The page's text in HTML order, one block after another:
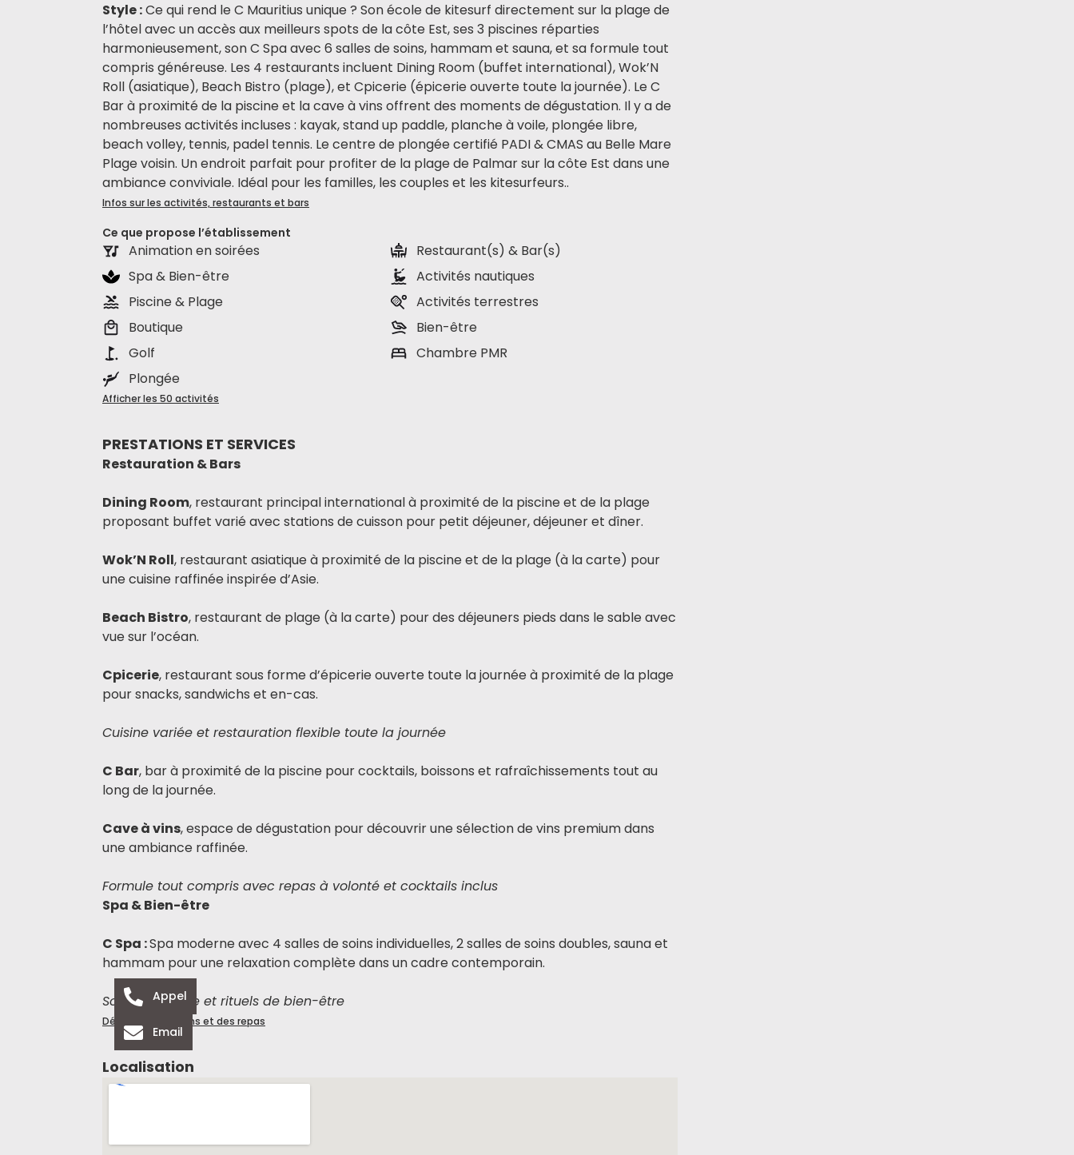
Style :Ce qui rend le C Mauritius unique ? Son école de kitesurf directement sur la plage de
l’hôtel avec un accès aux meilleurs spots de la côte Est, ses 3 piscines réparties
harmonieusement, son C Spa avec 6 salles de soins, hammam et sauna, et sa formule tout
compris généreuse. Les 4 restaurants incluent Dining Room (buffet international), Wok’N
Roll (asiatique), Beach Bistro (plage), et Cpicerie (épicerie ouverte toute la journée). Le C
Bar à proximité de la piscine et la cave à vins offrent des moments de dégustation. Il y a de
nombreuses activités incluses : kayak, stand up paddle, planche à voile, plongée libre,
beach volley, tennis, padel tennis. Le centre de plongée certifié PADI & CMAS au Belle Mare
Plage voisin. Un endroit parfait pour profiter de la plage de Palmar sur la côte Est dans une
ambiance conviviale. Idéal pour les familles, les couples et les kitesurfeurs..
Infos sur les activités, restaurants et bars
Ce que propose l’établissement
Animation en soirées
Spa & Bien-être
Piscine & Plage
Boutique
Golf
Plongée
Restaurant(s) & Bar(s)
Activités nautiques
Activités terrestres
Bien-être
Chambre PMR
Afficher les 50 activités
PRESTATIONS ET SERVICES
Restauration & Bars
Dining Room, restaurant principal international à proximité de la piscine et de la plage
proposant buffet varié avec stations de cuisson pour petit déjeuner, déjeuner et dîner.
Wok’N Roll, restaurant asiatique à proximité de la piscine et de la plage (à la carte) pour
une cuisine raffinée inspirée d’Asie.
Beach Bistro, restaurant de plage (à la carte) pour des déjeuners pieds dans le sable avec
vue sur l’océan.
Cpicerie, restaurant sous forme d’épicerie ouverte toute la journée à proximité de la plage
pour snacks, sandwichs et en-cas.
Cuisine variée et restauration flexible toute la journée
C Bar, bar à proximité de la piscine pour cocktails, boissons et rafraîchissements tout au
long de la journée.
Cave à vins, espace de dégustation pour découvrir une sélection de vins premium dans
une ambiance raffinée.
Formule tout compris avec repas à volonté et cocktails inclus
Spa & Bien-être
C Spa :Spa moderne avec 4 salles de soins individuelles, 2 salles de soins doubles, sauna et
hammam pour une relaxation complète dans un cadre contemporain.
Soins signature et rituels de bien-être
Détail des pensions et des repas
Localisation
Appel
Email